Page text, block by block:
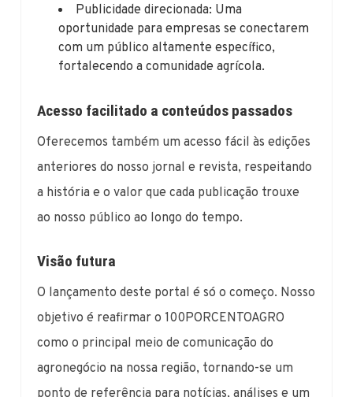
Publicidade direcionada: Uma
oportunidade para empresas se conectarem
com um público altamente específico,
fortalecendo a comunidade agrícola.
Acesso facilitado a conteúdos passados
Oferecemos também um acesso fácil às edições
anteriores do nosso jornal e revista, respeitando
a história e o valor que cada publicação trouxe
ao nosso público ao longo do tempo.
Visão futura
O lançamento deste portal é só o começo. Nosso
objetivo é reafirmar o 100PORCENTOAGRO
como o principal meio de comunicação do
agronegócio na nossa região, tornando-se um
ponto de referência para notícias, análises e um